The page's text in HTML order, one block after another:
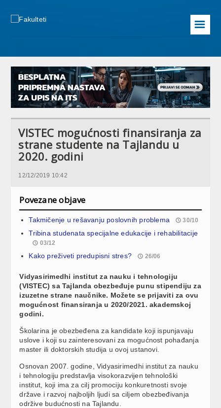
☰
VISTEC mogućnosti finansiranja za
strane studente na Tajlandu u
2020. godini
12/12/2019 10:42
Povezane objave
Takmičenje u rešavanju poslovnih problema 30/10
Tribina studenata specijalne edukacije i rehabilitacije
03/12
Kako preživeti predupisni stres? 26/06
Vidyasirimedhi institut za nauku i tehnologiju
(VISTEC) sa Tajlanda obezbeđuje punu stipendiju za
izuzetne strane naučnike. Možete se prijaviti za ovu
mogućnost finansiranja u 2020/2021. akademskoj
godini.
Školarina je obezbeđena za kandidate koji ispunjavaju
uslove i koji su zainteresovani za mogućnost pohađanja
master ili doktorskih studija u ovoj ustanovi.
Osnovan 2007. godine, Vidyasirimedhi institut za nauku
i tehnologiju predstavlja visokorazvijen tehnološki
institut, koji ima za cilj promociju konkuretnosti svoje
države i razvoj najboljih ljudi sa ciljem obezbeđivanja
održive budućnosti na Tajlandu.